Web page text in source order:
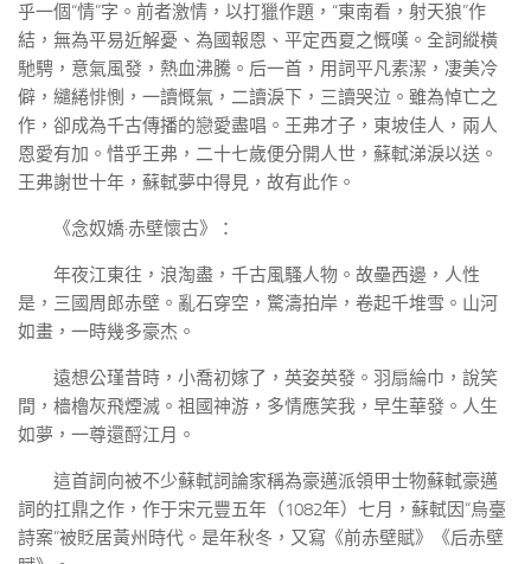
乎一個“情”字。前者激情，以打獵作題，“東南看，射天狼”作
結，無為平易近解憂、為國報恩、平定西夏之慨嘆。全詞縱橫
馳騁，意氣風發，熱血沸騰。后一首，用詞平凡素潔，凄美冷
僻，繾綣悱惻，一讀慨氣，二讀淚下，三讀哭泣。雖為悼亡之
作，卻成為千古傳播的戀愛盡唱。王弗才子，東坡佳人，兩人
恩愛有加。惜乎王弗，二十七歲便分開人世，蘇軾涕淚以送。
王弗謝世十年，蘇軾夢中得見，故有此作。
《念奴嬌·赤壁懷古》：
年夜江東往，浪淘盡，千古風騷人物。故壘西邊，人性
是，三國周郎赤壁。亂石穿空，驚濤拍岸，卷起千堆雪。山河
如畫，一時幾多豪杰。
遠想公瑾昔時，小喬初嫁了，英姿英發。羽扇綸巾，說笑
間，檣櫓灰飛煙滅。祖國神游，多情應笑我，早生華發。人生
如夢，一尊還酹江月。
這首詞向被不少蘇軾詞論家稱為豪邁派領甲士物蘇軾豪邁
詞的扛鼎之作，作于宋元豐五年（1082年）七月，蘇軾因“烏臺
詩案”被貶居黃州時代。是年秋冬，又寫《前赤壁賦》《后赤壁